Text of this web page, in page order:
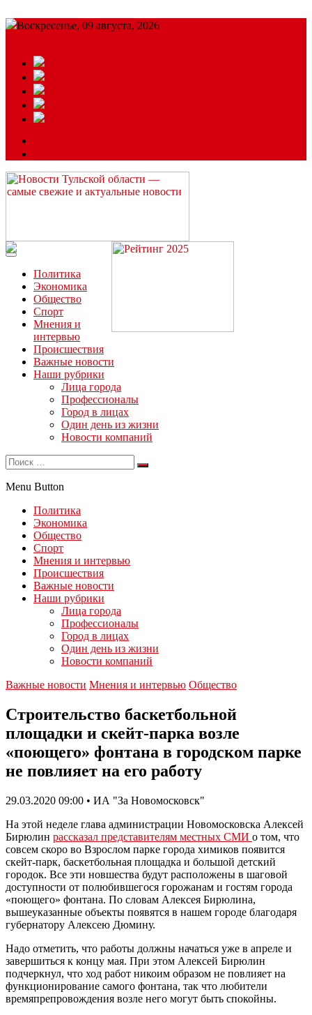
Воскресенье, 09 августа, 2026
Читайте последние новости дня в Тульской области на сайте
“ЗаНовомосковск”
Политика
Экономика
Общество
Спорт
Мнения и
интервью
Происшествия
Важные новости
Наши рубрики
Лица города
Профессионалы
Город в лицах
Один день из жизни
Новости компаний
Menu Button
Политика
Экономика
Общество
Спорт
Мнения и интервью
Происшествия
Важные новости
Наши рубрики
Лица города
Профессионалы
Город в лицах
Один день из жизни
Новости компаний
Важные новости Мнения и интервью Общество
Строительство баскетбольной
площадки и скейт-парка возле
«поющего» фонтана в городском парке
не повлияет на его работу
29.03.2020 09:00 • ИА "За Новомосковск"
На этой неделе глава администрации Новомосковска Алексей
Бирюлин рассказал представителям местных СМИ о том, что
совсем скоро во Взрослом парке города химиков появится
скейт-парк, баскетбольная площадка и большой детский
городок. Все эти новшества будут расположены в шаговой
доступности от полюбившегося горожанам и гостям города
«поющего» фонтана. По словам Алексея Бирюлина,
вышеуказанные объекты появятся в нашем городе благодаря
губернатору Алексею Дюмину.
Надо отметить, что работы должны начаться уже в апреле и
завершиться к концу мая. При этом Алексей Бирюлин
подчеркнул, что ход работ никоим образом не повлияет на
функционирование самого фонтана, так что любители
времяпрепровождения возле него могут быть спокойны.